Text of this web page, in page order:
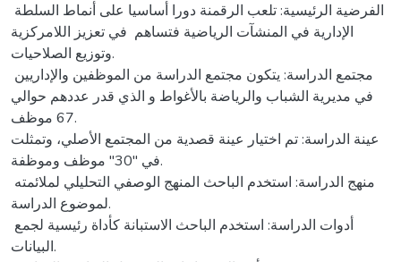
الإدارية في المنشآت الرياضية فتساهم في تعزيز اللامركزية
وتوزيع الصلاحيات.
في مديرية الشباب والرياضة بالأغواط و الذي قدر عددهم حوالي
67 موظف.
عينة الدراسة: تم اختيار عينة قصدية من المجتمع الأصلي، وتمثلت
في "30" موظف وموظفة.
لموضوع الدراسة.
البيانات.